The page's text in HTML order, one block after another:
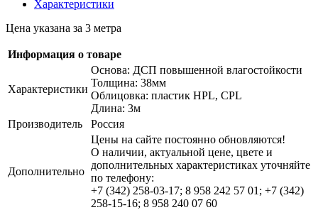
Характеристики
Цена указана за 3 метра
Информация о товаре
Характеристики
Основа: ДСП повышенной влагостойкости
Толщина: 38мм
Облицовка: пластик HPL, CPL
Длина: 3м
Производитель
Россия
Дополнительно
Цены на сайте постоянно обновляются!
О наличии, актуальной цене, цвете и
дополнительных характеристиках уточняйте
по телефону:
+7 (342) 258-03-17; 8 958 242 57 01; +7 (342)
258-15-16; 8 958 240 07 60